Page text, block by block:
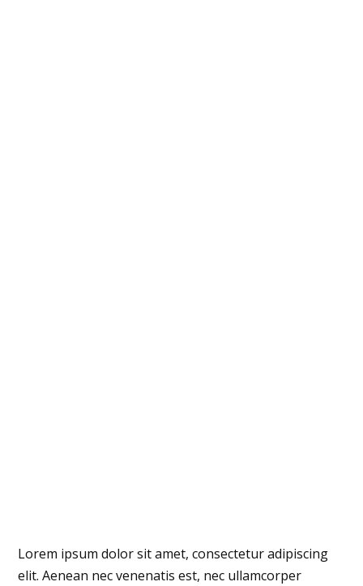
Lorem ipsum dolor sit amet, consectetur adipiscing
elit. Aenean nec venenatis est, nec ullamcorper